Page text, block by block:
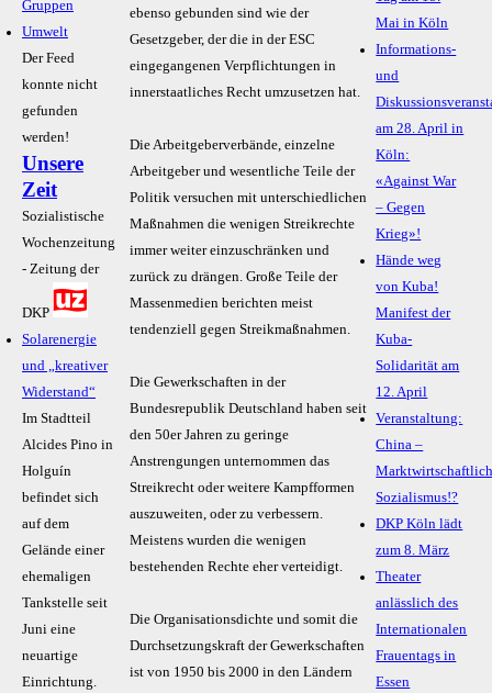
Gruppen
Umwelt
Der Feed
konnte nicht
gefunden
werden!
Unsere
Zeit
Sozialistische
Wochenzeitung
- Zeitung der
DKP
Solarenergie
und „kreativer
Widerstand“
Im Stadtteil
Alcides Pino in
Holguín
befindet sich
auf dem
Gelände einer
ehemaligen
Tankstelle seit
Juni eine
neuartige
Einrichtung.
ebenso gebunden sind wie der
Gesetzgeber, der die in der ESC
eingegangenen Verpflichtungen in
innerstaatliches Recht umzusetzen hat.
Die Arbeitgeberverbände, einzelne
Arbeitgeber und wesentliche Teile der
Politik versuchen mit unterschiedlichen
Maßnahmen die wenigen Streikrechte
immer weiter einzuschränken und
zurück zu drängen. Große Teile der
Massenmedien berichten meist
tendenziell gegen Streikmaßnahmen.
Die Gewerkschaften in der
Bundesrepublik Deutschland haben seit
den 50er Jahren zu geringe
Anstrengungen unternommen das
Streikrecht oder weitere Kampfformen
auszuweiten, oder zu verbessern.
Meistens wurden die wenigen
bestehenden Rechte eher verteidigt.
Die Organisationsdichte und somit die
Durchsetzungskraft der Gewerkschaften
ist von 1950 bis 2000 in den Ländern
Mai in Köln
Informations-
und
am 28. April in
Köln:
«Against War
– Gegen
Krieg»!
Hände weg
von Kuba!
Manifest der
Kuba-
Solidarität am
12. April
Veranstaltung:
China –
Sozialismus!?
DKP Köln lädt
zum 8. März
Theater
anlässlich des
Internationalen
Frauentags in
Essen